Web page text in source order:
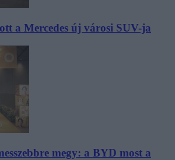
a Mercedes új városi SUV-ja
megy: a BYD most a